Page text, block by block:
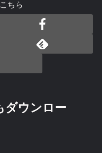
ちら
ダウンロー